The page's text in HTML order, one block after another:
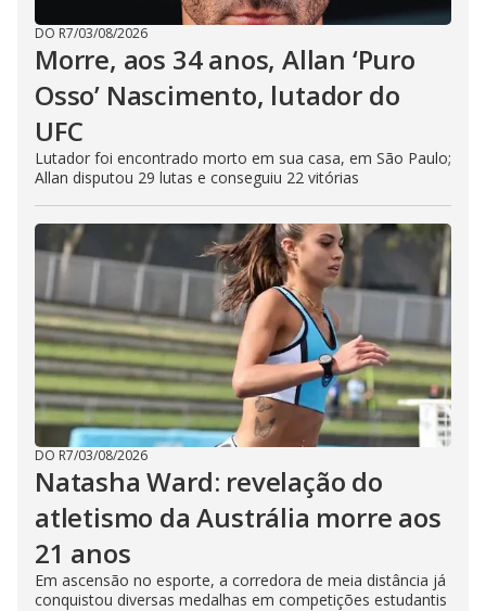
DO R7/03/08/2026
Morre, aos 34 anos, Allan ‘Puro
Osso’ Nascimento, lutador do
UFC
Lutador foi encontrado morto em sua casa, em São Paulo;
Allan disputou 29 lutas e conseguiu 22 vitórias
DO R7/03/08/2026
Natasha Ward: revelação do
atletismo da Austrália morre aos
21 anos
Em ascensão no esporte, a corredora de meia distância já
conquistou diversas medalhas em competições estudantis